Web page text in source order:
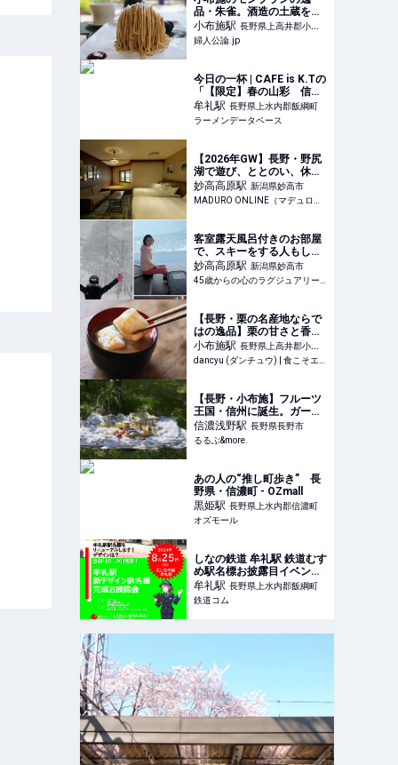
品・朱雀。酒造の土蔵をリ
ノベーションした「小布施
堂」でいただく 筋肉イケオ
ジのモンブラン日記
人公論.jp
小布施駅 長野県上高井郡小布
施町
婦人公論.jp
今日の一杯 | CAFE is K.Tの
「【限定】春の山彩 信州
和牛仕立てソバ（1500
円）」 | ラーメンデータベ
牟礼駅 長野県上水内郡飯綱町
ラーメンデータベース
【2026年GW】長野・野尻
湖で遊び、ととのい、休
む！“バンライフ”発想のホ
テルとは
妙高高原駅 新潟県妙高市
MADURO ONLINE（マデュロオンライン）
客室露天風呂付きのお部屋
で、スキーをする人もしな
い人も楽しめる赤倉観光ホ
テル
妙高高原駅 新潟県妙高市
45歳からの心のラグジュアリーメディア
【長野・栗の名産地ならで
はの逸品】栗の甘さと香り
が脳天を突き抜ける！国産
の生栗を使った栗あん"だ
け"でつくる『竹風堂』の
(ダンチュウ) | 食こそエンタ
ーテインメン
小布施駅 長野県上高井郡小布
施町
dancyu (ダンチュウ) | 食こそエンターテインメント！
【長野・小布施】フルーツ
王国・信州に誕生。ガーデ
ンカフェ「pique-nique(ピ
クニック)」のりんご畑で、
さわやかなピクニックを！
信濃浅野駅 長野県長野市
るるぶ&more.
あの人の“推し町歩き” 長
野県・信濃町 - OZmall
黒姫駅 長野県上水内郡信濃町
オズモール
しなの鉄道 牟礼駅 鉄道むす
め駅名標お披露目イベント
（2024年8月25日） - 鉄道
コム
牟礼駅 長野県上水内郡飯綱町
鉄道コム